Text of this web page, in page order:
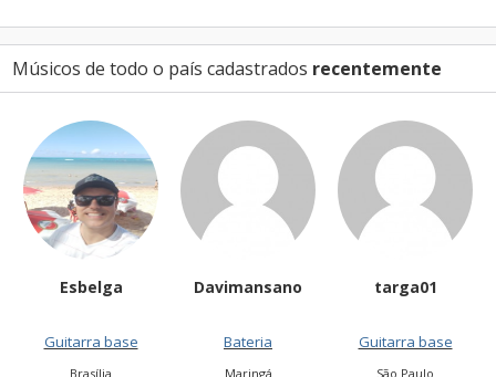
Músicos de todo o país cadastrados recentemente
Davimansano
Bateria
Maringá
targa01
Guitarra base
São Paulo
CleiseSouza
Vocalista - Geral
Salvador